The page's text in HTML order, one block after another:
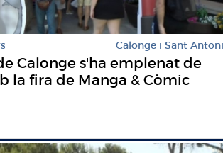
Calonge i Sant Antoni
Calonge s'ha emplenat de
la fira de Manga & Còmic